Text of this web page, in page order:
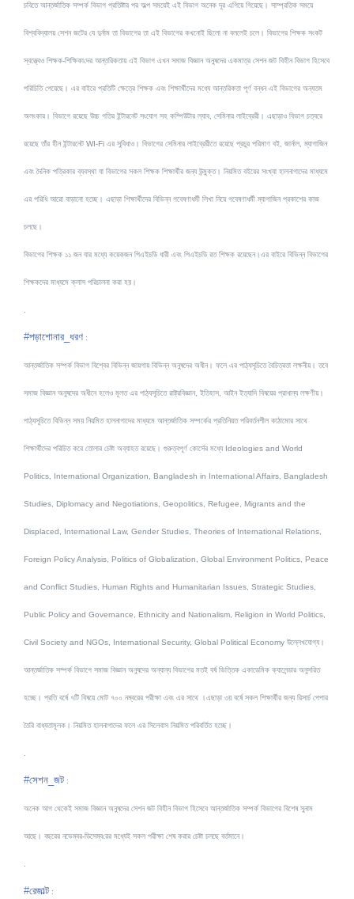
চবিতে আন্তর্জাতিক সম্পর্ক বিভাগ প্রতিষ্টার পর অল্প সময়েই এই বিভাগ অনেক দূর এগিয়ে গিয়েছে। সাম্প্রতিক সময়ে
বিশ্ববিদ্যালয় সেশন জটের যে দুর্নাম তা বিভাগের তা এই বিভাগের কখনোই ছিলো না বললেই চলে। বিভাগের শিক্ষক সংকট
স্বত্ত্বেও শিক্ষক-শিক্ষিকাদের আন্তরিকতায় এই বিভাগ এখন সমাজ বিজ্ঞান অনুষদের একমাত্র সেশন জট বিহীন বিভাগ হিসেবে
পরিচিতি পেয়েছে। এর বাইরে প্রতিটি ক্ষেত্রে শিক্ষক এবং শিক্ষার্থীদের মধ্যে আন্তরিকতা পূর্ণ বন্ধন এই বিভাগের অন্যতম
অলংকার। বিভাগে রয়েছে উচ্চ গতির ইন্টারনেট সংযোগ সহ কম্পিউটার ল্যাব, সেমিনার লাইব্রেরী। এছাড়াও বিভাগ চত্বরে
রয়েছে তাঁর হীন ইন্টারনেট WI-Fi এর সুবিধাও। বিভাগের সেমিনার লাইব্রেরীতে রয়েছে প্রচুর পরিমাণ বই, জার্নাল, ম্যাগাজিন
এবং দৈনিক পত্রিকার ব্যবস্থা যা বিভাগের সকল শিক্ষক শিক্ষার্থীর জন্য উন্মুক্ত। নিয়মিত বইয়ের সংখ্যা হালনাগাদের মাধ্যমে
এর পরিধি আরো বাড়ানো হচ্ছে। এছাড়া শিক্ষার্থীদের বিভিন্ন গবেষণাধর্মী লিখা নিয়ে গবেষণাধর্মী ম্যাগাজিন প্রকাশের কাজ
চলছে।
বিভাগের শিক্ষক ১১ জন যার মধ্যে কয়েকজন পিএইচডি ধারী এবং পিএইচডি রত শিক্ষক রয়েছেন।এর বাইরে বিভিন্ন বিভাগের
শিক্ষকদের মাধ্যমে ক্লাস পরিচালনা করা হয়।
#পড়াশোনার_ধরণ :
আন্তর্জাতিক সম্পর্ক বিভাগ বিশ্বের বিভিন্ন জায়গায় বিভিন্ন অনুষদের অধীন। ফলে এর পাঠ্যসূচিতে বৈচিত্রতা লক্ষনীয়। তবে
সমাজ বিজ্ঞান অনুষদের অধীনে হলেও মূলত এর পাঠ্যসূচিতে রাষ্ট্রবিজ্ঞান, ইতিহাস, আইন ইত্যাদি বিষয়ের প্রাধান্য লক্ষণীয়।
পাঠ্যসূচিতে বিভিন্ন সময় নিয়মিত হালনাগাদের মাধ্যমে আন্তর্জাতিক সম্পর্কের প্রতিনিয়ত পরিবর্তনশীল কাঠামোর সাথে
শিক্ষার্থীদের পরিচিত করে তোলার চেষ্টা অব্যাহত রয়েছে। গুরুত্বপূর্ণ কোর্সের মধ্যে Ideologies and World
Politics, International Organization, Bangladesh in International Affairs, Bangladesh
Studies, Diplomacy and Negotiations, Geopolitics, Refugee, Migrants and the
Displaced, International Law, Gender Studies, Theories of International Relations,
Foreign Policy Analysis, Politics of Globalization, Global Environment Politics, Peace
and Conflict Studies, Human Rights and Humanitarian Issues, Strategic Studies,
Public Policy and Governance, Ethnicity and Nationalism, Religion in World Politics,
Civil Society and NGOs, International Security, Global Political Economy উল্লেখযোগ্য।
আন্তর্জাতিক সম্পর্ক বিভাগে সমাজ বিজ্ঞান অনুষদের অন্যান্য বিভাগের মতই বর্ষ ভিত্তিক একাডেমিক ক্যালেন্ডার অনুসরিত
হচ্ছে। প্রতি বর্ষে ৭টি বিষয়ে মোট ৭০০ নম্বরের পরীক্ষা এবং এর সাথে ।এছাড়া ৩য় বর্ষে সকল শিক্ষার্থীর জন্য রিসার্চ পেপার
তৈরি বাধ্যতামূলক। নিয়মিত হালনাগাদের ফলে এর সিলেবাস নিয়মিত পরিবর্তিত হচ্ছে।
#সেশন_জট :
অনেক আগ থেকেই সমাজ বিজ্ঞান অনুষদের সেশন জট বিহীন বিভাগ হিসেবে আন্তর্জাতিক সম্পর্ক বিভাগের বিশেষ সুনাম
আছে। বছরের নভেম্বর-ডিসেম্বরের মধ্যেই সকল পরীক্ষা শেষ করার চেষ্টা চলছে বর্তমানে।
#রেজাল্ট :